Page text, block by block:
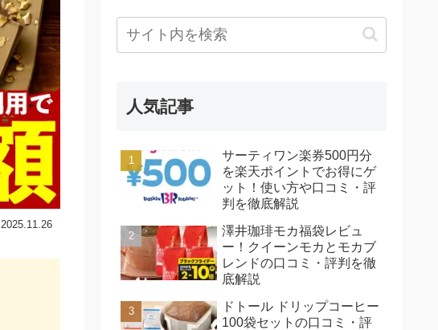
2025.11.26
人気記事
サーティワン楽券500円分
を楽天ポイントでお得にゲ
ット！使い方や口コミ・評
判を徹底解説
澤井珈琲モカ福袋レビュ
ー！クイーンモカとモカブ
レンドの口コミ・評判を徹
底解説
ドトール ドリップコーヒー
100袋セットの口コミ・評